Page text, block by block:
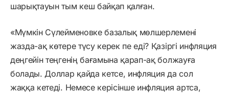
шарықтауын тым кеш байқап қалған.
«Мүмкін Сүлейменовке базалық мөлшерлемені
жазда-ақ көтере түсу керек пе еді? Қазіргі инфляция
деңгейін теңгенің бағамына қарап-ақ болжауға
болады. Доллар қайда кетсе, инфляция да сол
жаққа кетеді. Немесе керісінше инфляция артса,